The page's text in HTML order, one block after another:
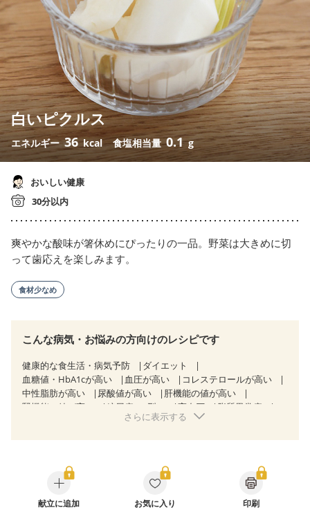
白いピクルス
エネルギー36 kcal 食塩相当量0.1 g
おいしい健康
30分以内
爽やかな酸味が箸休めにぴったりの一品。野菜は大きめに切
って歯応えを楽しみます。
食材少なめ
こんな病気・お悩みの方向けのレシピです
健康的な食生活・病気予防
ダイエット
血糖値・HbA1cが高い
血圧が高い
コレステロールが高い
中性脂肪が高い
尿酸値が高い
肝機能の値が高い
腎機能の値が高い
糖尿病（2型） 高血圧
脂質異常症
狭心症 心筋梗塞
糖尿病性腎症（第２期）
糖尿病性腎症（第３期）
CKD（ステージ１）
CKD（ステージ２）
CKD（ステージ３a）
CKD（ステージ３b）
さらに表示する
献立に追加 お気に入り 印刷